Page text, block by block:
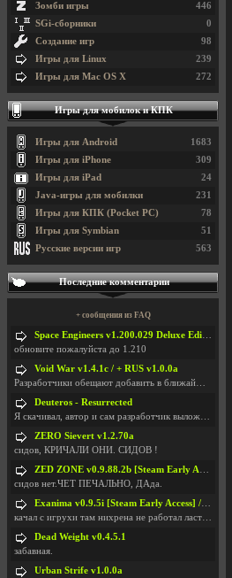
446
Зомби игры
0
SGi-сборники
98
Создание игр
239
Игры для Linux
272
Игры для Mac OS X
Игры для мобилок и КПК
1683
Игры для Android
309
Игры для iPhone
24
Игры для iPad
231
Java-игры для мобилки
78
Игры для КПК (Pocket PC)
51
Игры для Symbian
563
Русские версии игр
Последние комментарии
+ сообщения из FAQ
Space Engineers v1.200.029 Deluxe Edition + All DLCs [Warfare 2 Broadside Update]
обновите пожалуйста до 1.210
Void War v1.4.1c / + RUS v1.0.0a
Разработчики обещают добавить в ближайшем будущем
Deuteros - Resurrected
Я скачивал, автор и сам разработчик выложили сырую
ZERO Sievert v1.2.70a
сидов, КРИЧАЛИ ОНИ. СИДОВ !
ZED ZONE v0.9.88.2b [Steam Early Access]
сидов нет.ЧЕТ ПЕЧАЛЬНО, ДАда.
Exanima v0.9.5i [Steam Early Access] / + RUS v0.8.3d / Sui Generis
качал с игрухи там нихрена не работал ласт залив 0
Dead Weight v0.4.5.1
забавная.
Urban Strife v1.0.0a